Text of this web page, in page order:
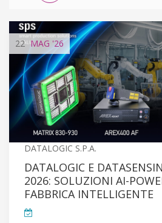
22 MAG '26
DATALOGIC S.P.A.
DATALOGIC E
2026: SOLUZIONI AI-
FABBRICA INTELLIGENTE